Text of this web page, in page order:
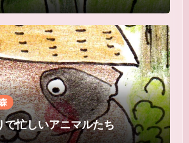
で忙しいアニマルたち